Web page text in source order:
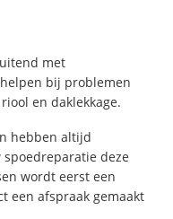
met
bij problemen
en daklekkage.
hebben altijd
deze
wordt eerst een
een afspraak gemaakt